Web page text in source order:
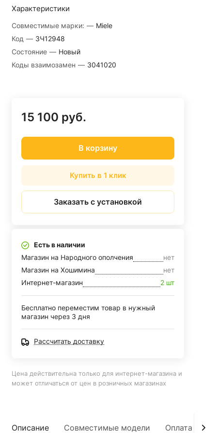
Характеристики
Совместимые марки: — Miele
Код — ЗЧ12948
Состояние — Новый
Коды взаимозамен — 3041020
15 100 руб.
В корзину
Купить в 1 клик
Заказать с установкой
Есть в наличии
Магазин на Народного ополчения
нет
Магазин на Хошимина
нет
Интернет-магазин
2 шт
Бесплатно переместим товар в нужный
магазин через 3 дня
Рассчитать доставку
Цена действительна только для интернет-магазина и
может отличаться от цен в розничных магазинах
Описание Совместимые модели Оплата